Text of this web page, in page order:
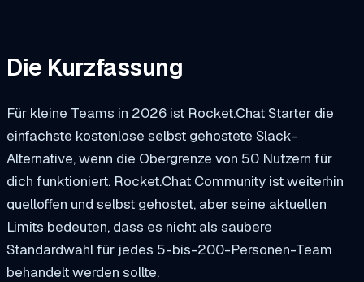
Die Kurzfassung
Für kleine Teams in 2026 ist Rocket.Chat Starter die
einfachste kostenlose selbst gehostete Slack-
Alternative, wenn die Obergrenze von 50 Nutzern für
dich funktioniert. Rocket.Chat Community ist weiterhin
quelloffen und selbst gehostet, aber seine aktuellen
Limits bedeuten, dass es nicht als saubere
Standardwahl für jedes 5-bis-200-Personen-Team
behandelt werden sollte.